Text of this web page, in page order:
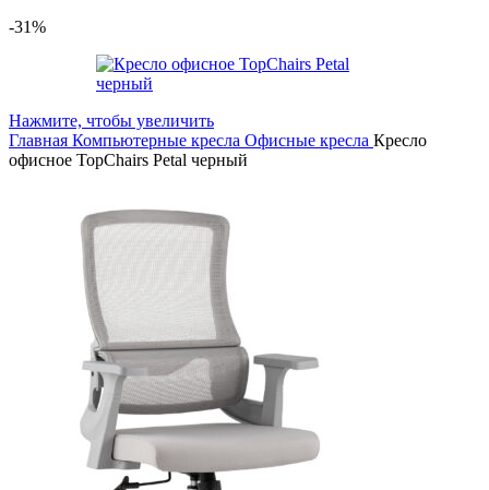
-31%
Нажмите, чтобы увеличить
Главная Компьютерные кресла Офисные кресла Кресло
офисное TopChairs Petal черный